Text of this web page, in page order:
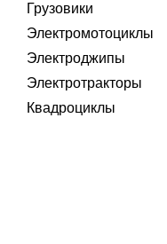
Грузовики
Электромотоциклы
Электроджипы
Электротракторы
Квадроциклы